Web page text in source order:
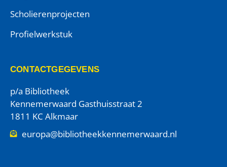
Scholierenprojecten
Profielwerkstuk
CONTACTGEGEVENS
p/a Bibliotheek
Kennemerwaard Gasthuisstraat 2
1811 KC Alkmaar
europa@bibliotheekkennemerwaard.nl